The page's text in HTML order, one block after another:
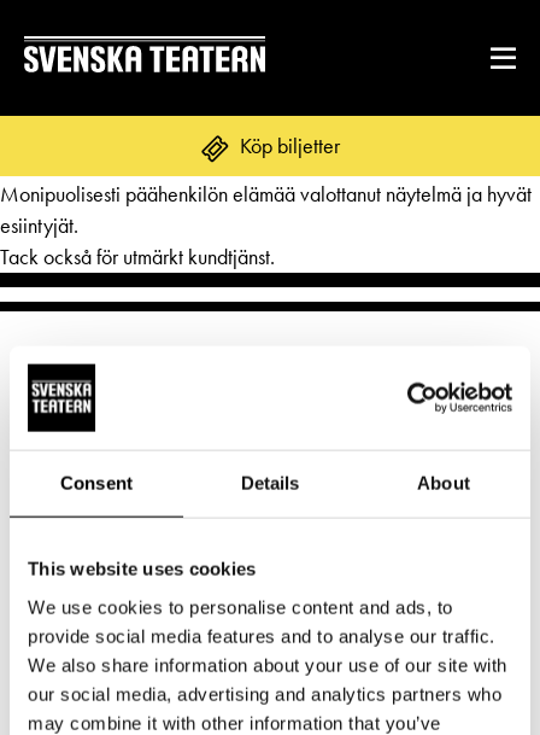
Consent Details About
This website uses cookies
We use cookies to personalise content and ads, to
provide social media features and to analyse our traffic.
We also share information about your use of our site with
our social media, advertising and analytics partners who
may combine it with other information that you’ve
Köp biljetter
REPERTOAR & BILJETTER
Repertoar
Kalender
Kundtjänst
Biljetter
Mat & dryck
Publikarbete
Textning
Tillgänglighet
Frågor & svar
Platskarta
GRUPPER & FÖRETAG
Grupper & teaterombud
Pedagognätverk & skolgrupper
Företag
Guidning
Teaterns verksamhet
Ensemble
Historia
LOGGA IN
Kiitos ajatuksia herättäneeestä esityksestä – siitä, miten erilaisia
elämänkohtalomme voivat olla samassa perheessä.
Monipuolisesti päähenkilön elämää valottanut näytelmä ja hyvät
esiintyjät.
Tack också för utmärkt kundtjänst.
Norra esplanaden 2
00130 Helsingfors
Växel och reception
må-fr kl. 9-16
09 616 211
info@svenskateatern.fi